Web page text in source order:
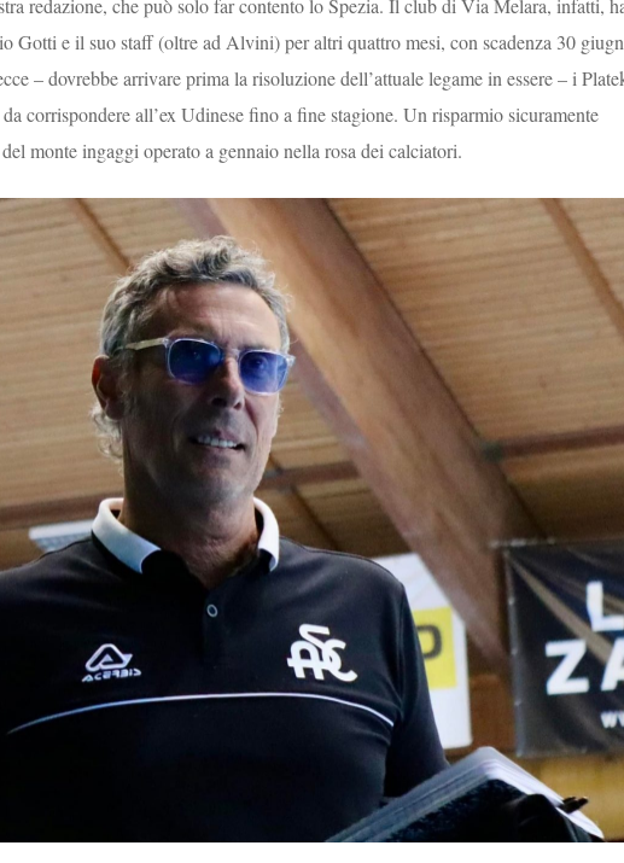
Gotti e il suo staff (oltre ad Alvini) per altri quattro mesi, con scadenza 30
– dovrebbe arrivare prima la risoluzione dell’attuale legame in essere – i
da corrispondere all’ex Udinese fino a fine stagione. Un risparmio sicuramente
monte ingaggi operato a gennaio nella rosa dei calciatori.